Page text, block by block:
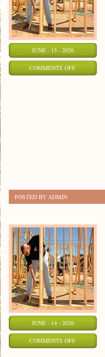
JUNE - 15 - 2026
COMMENTS OFFON
POSTED BY ADMIN
JUNE - 14 - 2026
COMMENTS OFFON